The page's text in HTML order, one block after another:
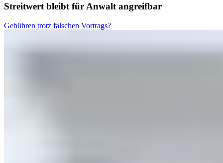
Streitwert bleibt für Anwalt angreifbar
Gebühren trotz falschen Vortrags?